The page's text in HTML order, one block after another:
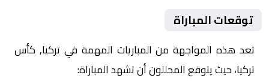
توقعات المباراة
تعد هذه المواجهة من المباريات المهمة في تركيا, كأس
تركيا، حيث يتوقع المحللون أن تشهد المباراة: